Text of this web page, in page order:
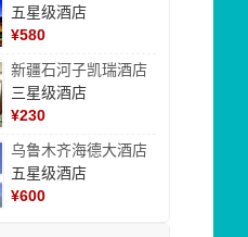
五星级酒店
¥580
新疆石河子凯瑞酒店
三星级酒店
¥230
乌鲁木齐海德大酒店
五星级酒店
¥600